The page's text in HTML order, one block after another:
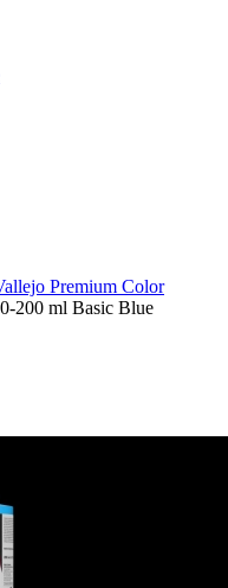
Premium Color
200 ml Basic Blue